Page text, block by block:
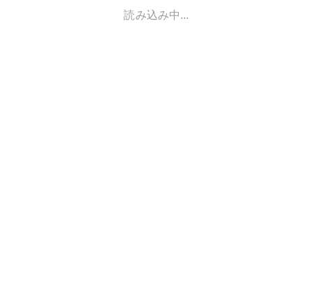
読み込み中...